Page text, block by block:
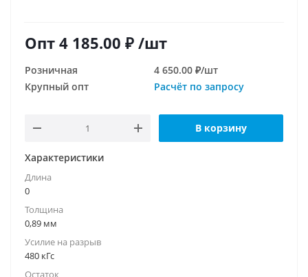
Опт 4 185.00 ₽ /шт
Розничная
4 650.00 ₽/шт
Крупный опт
Расчёт по запросу
В корзину
Характеристики
Длина
0
Толщина
0,89 мм
Усилие на разрыв
480 кГс
Остаток